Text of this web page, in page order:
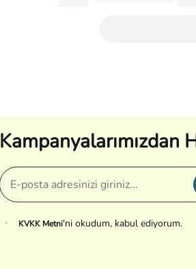
Kampanyalarımızdan
KVKK Metni'ni okudum, kabul ediyorum.